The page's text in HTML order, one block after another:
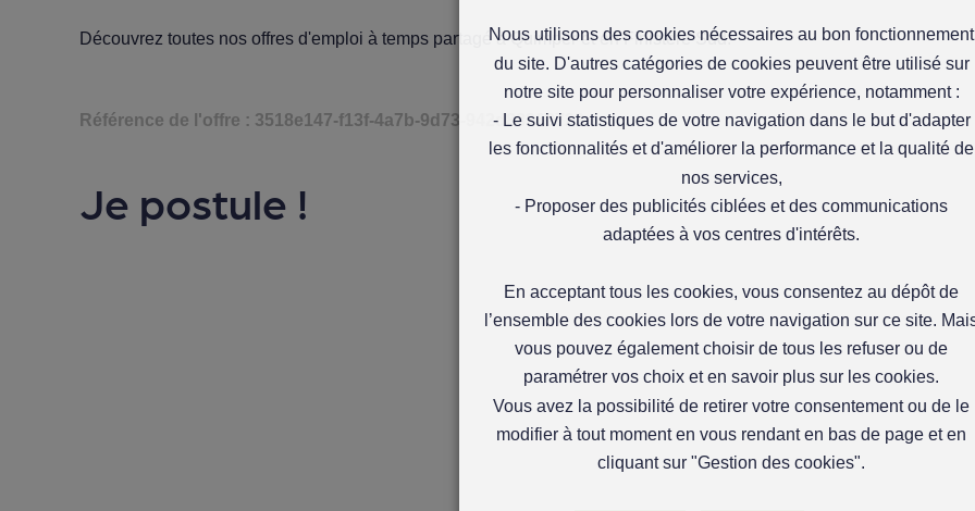
Découvrez toutes nosoffres d'emploi à temps partagé à Quimper et en Finistère Sud.
Référence de l'offre : 3518e147-f13f-4a7b-9d73-942d88360722
Je postule !
Nous utilisons des cookies nécessaires au bon fonctionnement
du site. D'autres catégories de cookies peuvent être utilisé sur
notre site pour personnaliser votre expérience, notamment :
- Le suivi statistiques de votre navigation dans le but d'adapter
les fonctionnalités et d'améliorer la performance et la qualité de
nos services,
- Proposer des publicités ciblées et des communications
adaptées à vos centres d'intérêts.
En acceptant tous les cookies, vous consentez au dépôt de
l’ensemble des cookies lors de votre navigation sur ce site.
vous pouvez également choisir de tous les refuser ou de
paramétrer vos choix et en savoir plus sur les cookies.
Vous avez la possibilité de retirer votre consentement ou de le
modifier à tout moment en vous rendant en bas de page et en
cliquant sur "Gestion des cookies".